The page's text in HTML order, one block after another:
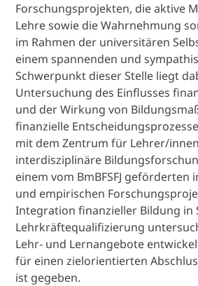
Forschungsprojekten, die aktive
Lehre sowie die Wahrnehmung
im Rahmen der universitären
einem spannenden und
Schwerpunkt dieser Stelle liegt
Untersuchung des Einflusses
und der Wirkung von
finanzielle
mit dem Zentrum für Lehrer/
interdisziplinäre
einem vom BmBFSFJ geförderten
und empirischen
Integration finanzieller Bildung in
Lehrkräftequalifizierung
Lehr- und Lernangebote
für einen zielorientierten
ist gegeben.